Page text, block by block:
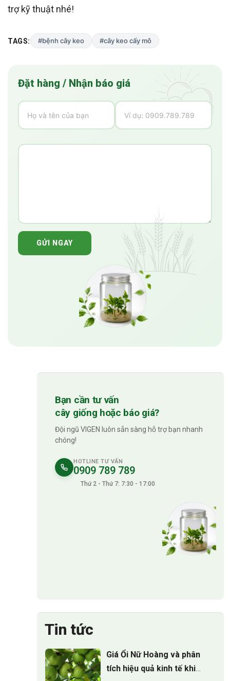
trợ kỹ thuật nhé!
TAGS: #bệnh cây keo #cây keo cấy mô
Đặt hàng / Nhận báo giá
GỬI NGAY
Bạn cần tư vấn
cây giống hoặc báo giá?
Đội ngũ VIGEN luôn sẵn sàng hỗ trợ bạn nhanh
chóng!
HOTLINE TƯ VẤN
0909 789 789
Thứ 2 - Thứ 7: 7:30 - 17:00
Tin tức
Giá Ổi Nữ Hoàng và phân
tích hiệu quả kinh tế khi